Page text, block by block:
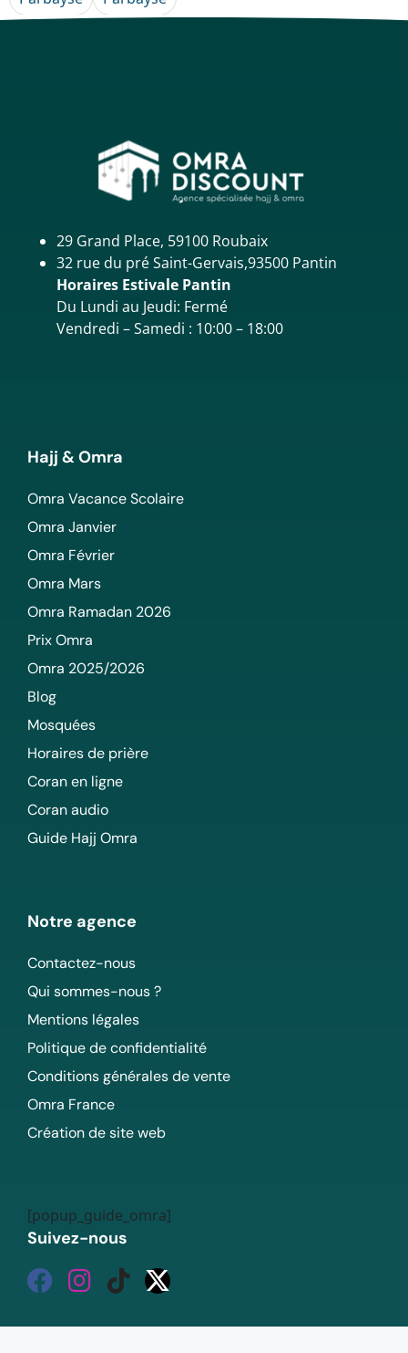
29 Grand Place, 59100 Roubaix
32 rue du pré Saint-Gervais,93500 Pantin
Horaires Estivale Pantin
Du Lundi au Jeudi: Fermé
Vendredi – Samedi : 10:00 – 18:00
Hajj & Omra
Omra Vacance Scolaire
Omra Janvier
Omra Février
Omra Mars
Omra Ramadan 2026
Prix Omra
Omra 2025/2026
Blog
Mosquées
Horaires de prière
Coran en ligne
Coran audio
Guide Hajj Omra
Notre agence
Contactez-nous
Qui sommes-nous ?
Mentions légales
Politique de confidentialité
Conditions générales de vente
Omra France
Création de site web
[popup_guide_omra]
Suivez-nous